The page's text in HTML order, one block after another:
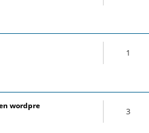
1
wordpre
3